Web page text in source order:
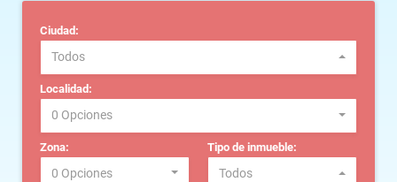
Ciudad:
Todos
Localidad:
0 Opciones
Zona:
0 Opciones
Tipo de inmueble:
Todos